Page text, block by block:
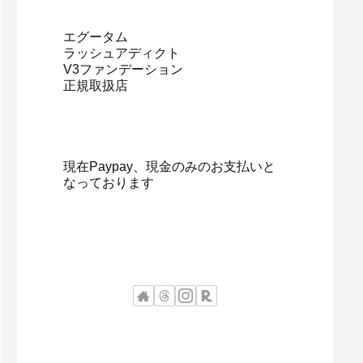
エグータム
ラッシュアディクト
V3ファンデーション
正規取扱店
現在Paypay、現金のみのお支払いと
なっております